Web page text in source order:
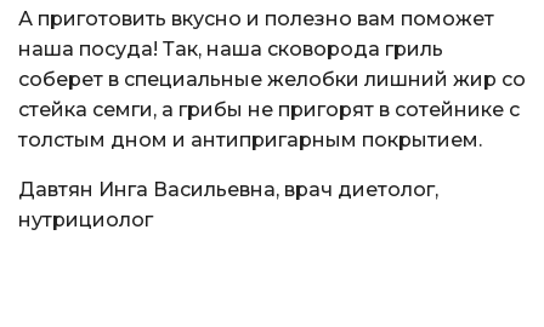
А приготовить вкусно и полезно вам поможет
наша посуда! Так, наша сковорода гриль
соберет в специальные желобки лишний жир со
стейка семги, а грибы не пригорят в сотейнике с
толстым дном и антипригарным покрытием.
Давтян Инга Васильевна, врач диетолог,
нутрициолог